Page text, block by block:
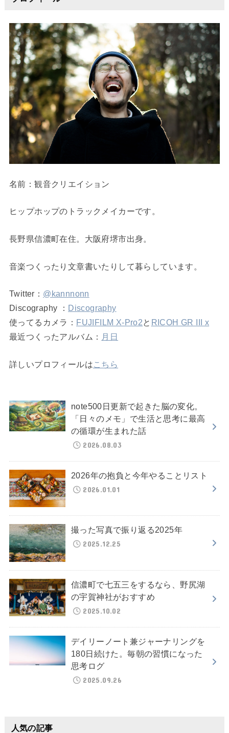
名前：観音クリエイション
ヒップホップのトラックメイカーです。
長野県信濃町在住。大阪府堺市出身。
音楽つくったり文章書いたりして暮らしています。
Twitter： @kannnonn
Discography ： Discography
使ってるカメラ： FUJIFILM X-Pro2と RICOH GR III x
最近つくったアルバム： 月日
詳しいプロフィールはこちら
note500日更新で起きた脳の変化。
「日々のメモ」で生活と思考に最高
の循環が生まれた話
2026.08.03
2026年の抱負と今年やることリスト
2026.01.01
撮った写真で振り返る2025年
2025.12.25
信濃町で七五三をするなら、野尻湖
の宇賀神社がおすすめ
2025.10.02
デイリーノート兼ジャーナリングを
180日続けた。毎朝の習慣になった
思考ログ
2025.09.26
人気の記事